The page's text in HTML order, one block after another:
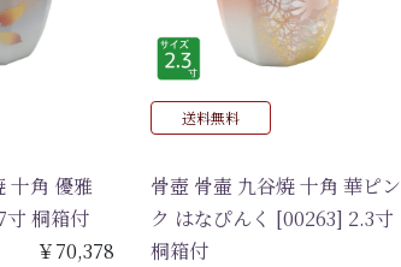
十角 優雅
寸 桐箱付
￥70,378
送料無料
骨壺 骨壷 九谷焼 十角 華ピン
ク はなぴんく [00263] 2.3寸
桐箱付